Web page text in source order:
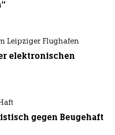
Leipziger Flughafen
elektronischen
gegen Beugehaft